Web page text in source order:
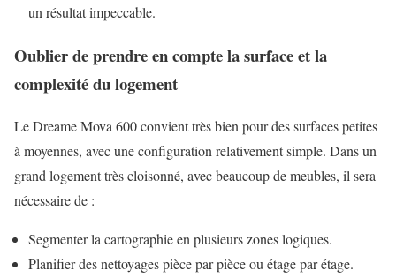
un résultat impeccable.
Oublier de prendre en compte la surface et la
complexité du logement
Le Dreame Mova 600 convient très bien pour des surfaces petites
à moyennes, avec une configuration relativement simple. Dans un
grand logement très cloisonné, avec beaucoup de meubles, il sera
nécessaire de :
Segmenter la cartographie en plusieurs zones logiques.
Planifier des nettoyages pièce par pièce ou étage par étage.